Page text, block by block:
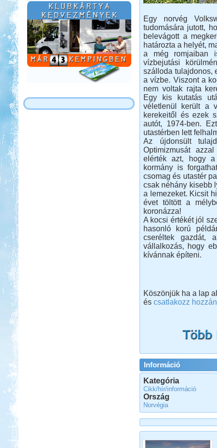
Egy norvég
tudomására jutott,
belevágott a
határozta a helyét,
a még romjaiban
vízbejutási
szálloda tulajdonos,
a vízbe. Viszont a
nem voltak rajta
Egy kis kutatás
véletlenül került a
kerekeitől és ezek
autót, 1974-ben.
utastérben lett
Az újdonsült
Optimizmusát
elérték azt, hogy
kormány is
csomag és utastér
csak néhány kisebb
a lemezeket. Kicsit
évet töltött a
koronázza!
A kocsi értékét jól
hasonló korú
cseréltek gazdát,
vállalkozás, hogy
kívánnak építeni.
Köszönjük ha a lap
és csatlakozz
Információ
Kategória
Cikk/hír/információ
Ország
Norvégia